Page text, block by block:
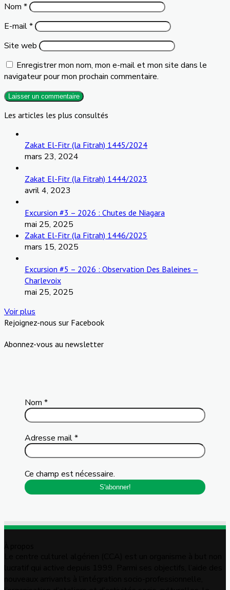
Nom *
E-mail*
Site web
Enregistrer mon nom, mon e-mail et mon site dans le
navigateur pour mon prochain commentaire.
Les articles les plus consultés
Zakat El-Fitr (la Fitrah) 1445/2024
mars 23, 2024
Zakat El-Fitr (la Fitrah) 1444/2023
avril 4, 2023
Excursion #3 – 2026 : Chutes de Niagara
mai 25, 2025
Zakat El-Fitr (la Fitrah) 1446/2025
mars 15, 2025
Excursion #5 – 2026 : Observation Des Baleines –
Charlevoix
mai 25, 2025
Voir plus
Rejoignez-nous sur Facebook
Abonnez-vous au newsletter
Nom *
Adresse mail*
Ce champ est nécessaire.